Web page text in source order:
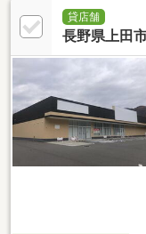
貸店舗
長野県上田